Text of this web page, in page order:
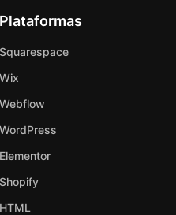
Plataformas
Squarespace
Wix
Webflow
WordPress
Elementor
Shopify
HTML